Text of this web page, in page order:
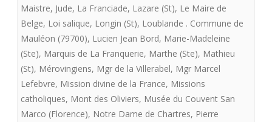
Maistre, Jude, La Franciade, Lazare (St), Le Maire de
Belge, Loi salique, Longin (St), Loublande . Commune de
Mauléon (79700), Lucien Jean Bord, Marie-Madeleine
(Ste), Marquis de La Franquerie, Marthe (Ste), Mathieu
(St), Mérovingiens, Mgr de la Villerabel, Mgr Marcel
Lefebvre, Mission divine de la France, Missions
catholiques, Mont des Oliviers, Musée du Couvent San
Marco (Florence), Notre Dame de Chartres, Pierre